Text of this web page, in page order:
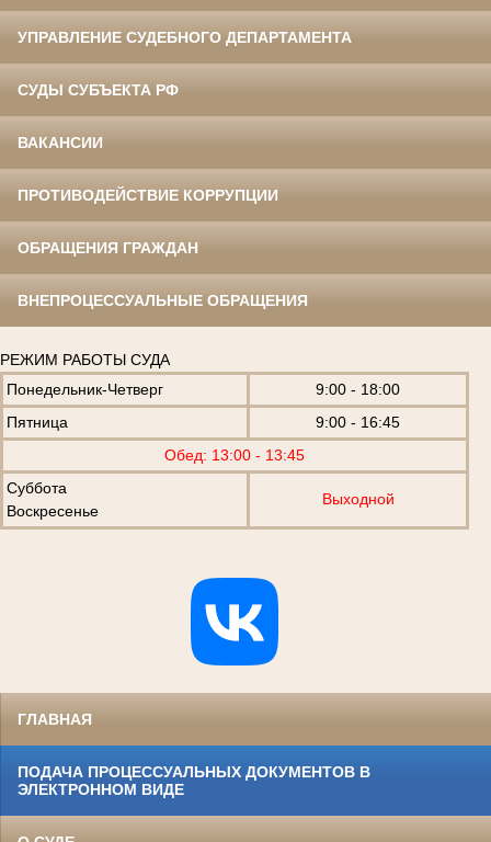
УПРАВЛЕНИЕ СУДЕБНОГО ДЕПАРТАМЕНТА
СУДЫ СУБЪЕКТА РФ
ВАКАНСИИ
ПРОТИВОДЕЙСТВИЕ КОРРУПЦИИ
ОБРАЩЕНИЯ ГРАЖДАН
ВНЕПРОЦЕССУАЛЬНЫЕ ОБРАЩЕНИЯ
РЕЖИМ РАБОТЫ СУДА
Понедельник-Четверг
9:00 - 18:00
Пятница
9:00 - 16:45
Обед: 13:00 - 13:45
Суббота
Воскресенье
Выходной
ГЛАВНАЯ
ПОДАЧА ПРОЦЕССУАЛЬНЫХ ДОКУМЕНТОВ В
ЭЛЕКТРОННОМ ВИДЕ